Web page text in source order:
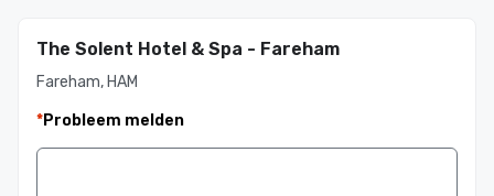
The Solent Hotel & Spa - Fareham
Fareham, HAM
*Probleem melden